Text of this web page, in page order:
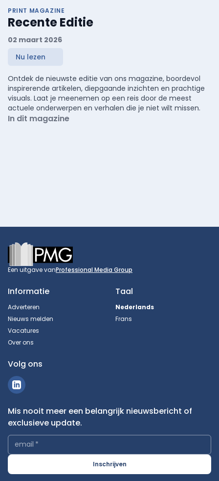
PRINT MAGAZINE
Recente Editie
02 maart 2026
Nu lezen
Ontdek de nieuwste editie van ons magazine, boordevol
inspirerende artikelen, diepgaande inzichten en prachtige
visuals. Laat je meenemen op een reis door de meest
actuele onderwerpen en verhalen die je niet wilt missen.
In dit magazine
Footer
Een uitgave vanProfessional Media Group
Informatie
Adverteren
Nieuws melden
Vacatures
Over ons
Taal
Nederlands
Frans
Volg ons
Mis nooit meer een belangrijk nieuwsbericht of
exclusieve update.
email *
Inschrijven